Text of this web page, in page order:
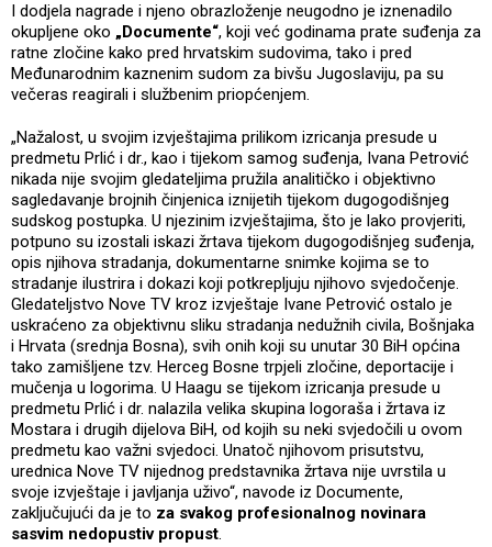
I dodjela nagrade i njeno obrazloženje neugodno je iznenadilo
okupljene oko „Documente“, koji već godinama prate suđenja za
ratne zločine kako pred hrvatskim sudovima, tako i pred
Međunarodnim kaznenim sudom za bivšu Jugoslaviju, pa su
večeras reagirali i službenim priopćenjem.
„Nažalost, u svojim izvještajima prilikom izricanja presude u
predmetu Prlić i dr., kao i tijekom samog suđenja, Ivana Petrović
nikada nije svojim gledateljima pružila analitičko i objektivno
sagledavanje brojnih činjenica iznijetih tijekom dugogodišnjeg
sudskog postupka. U njezinim izvještajima, što je lako provjeriti,
potpuno su izostali iskazi žrtava tijekom dugogodišnjeg suđenja,
opis njihova stradanja, dokumentarne snimke kojima se to
stradanje ilustrira i dokazi koji potkrepljuju njihovo svjedočenje.
Gledateljstvo Nove TV kroz izvještaje Ivane Petrović ostalo je
uskraćeno za objektivnu sliku stradanja nedužnih civila, Bošnjaka
i Hrvata (srednja Bosna), svih onih koji su unutar 30 BiH općina
tako zamišljene tzv. Herceg Bosne trpjeli zločine, deportacije i
mučenja u logorima. U Haagu se tijekom izricanja presude u
predmetu Prlić i dr. nalazila velika skupina logoraša i žrtava iz
Mostara i drugih dijelova BiH, od kojih su neki svjedočili u ovom
predmetu kao važni svjedoci. Unatoč njihovom prisutstvu,
urednica Nove TV nijednog predstavnika žrtava nije uvrstila u
svoje izvještaje i javljanja uživo“, navode iz Documente,
zaključujući da je to za svakog profesionalnog novinara
sasvim nedopustiv propust.